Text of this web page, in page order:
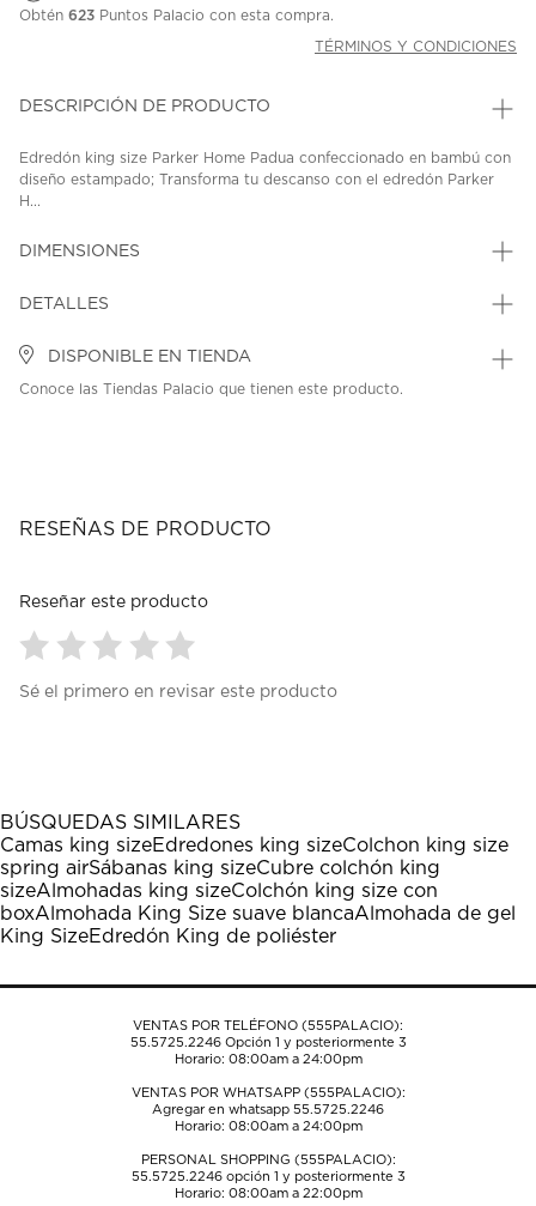
Obtén 623 Puntos Palacio con esta compra.
TÉRMINOS Y CONDICIONES
DESCRIPCIÓN DE PRODUCTO
Edredón king size Parker Home Padua confeccionado en bambú con
diseño estampado; Transforma tu descanso con el edredón Parker
H...
DIMENSIONES
DETALLES
DISPONIBLE EN TIENDA
Conoce las Tiendas Palacio que tienen este producto.
RESEÑAS DE PRODUCTO
Reseñar este producto
para
1
estrella
Esta
acción
abrirá
el
formulario
envío.
para
estrellas.
Esta
acción
abrirá
el
formulario
envío.
para
estrellas.
Esta
acción
abrirá
el
formulario
envío.
para
estrellas.
Esta
acción
abrirá
el
formulario
envío.
para
estrellas.
Esta
acción
abrirá
el
formulario
envío.
Sé el primero en revisar este producto
BÚSQUEDAS SIMILARES
Camas king sizeEdredones king sizeColchon king size
spring airSábanas king sizeCubre colchón king
sizeAlmohadas king sizeColchón king size con
boxAlmohada King Size suave blancaAlmohada de gel
King SizeEdredón King de poliéster
VENTAS POR TELÉFONO (555PALACIO):
55.5725.2246Opción 1 y posteriormente 3
Horario: 08:00am a 24:00pm
VENTAS POR WHATSAPP (555PALACIO):
Agregar en whatsapp 55.5725.2246
Horario: 08:00am a 24:00pm
PERSONAL SHOPPING (555PALACIO):
55.5725.2246opción 1 y posteriormente 3
Horario: 08:00am a 22:00pm